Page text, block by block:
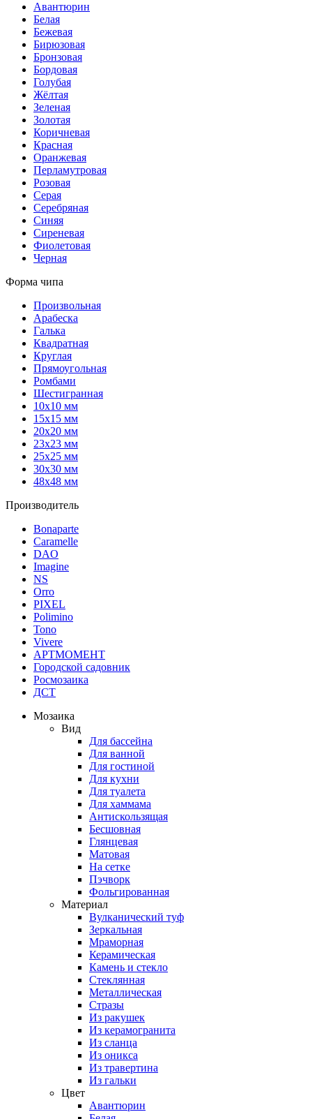
Авантюрин
Белая
Бежевая
Бирюзовая
Бронзовая
Бордовая
Голубая
Жёлтая
Зеленая
Золотая
Коричневая
Красная
Оранжевая
Перламутровая
Розовая
Серая
Серебряная
Синяя
Сиреневая
Фиолетовая
Черная
Форма чипа
Произвольная
Арабеска
Галька
Квадратная
Круглая
Прямоугольная
Ромбами
Шестигранная
10х10 мм
15х15 мм
20х20 мм
23х23 мм
25х25 мм
30х30 мм
48х48 мм
Производитель
Bonaparte
Caramelle
DAO
Imagine
NS
Orro
PIXEL
Polimino
Tono
Vivere
АРТМОМЕНТ
Городской садовник
Росмозаика
ДСТ
Мозаика
Вид
Для бассейна
Для ванной
Для гостиной
Для кухни
Для туалета
Для хаммама
Антискользящая
Бесшовная
Глянцевая
Матовая
На сетке
Пэчворк
Фольгированная
Материал
Вулканический туф
Зеркальная
Мраморная
Керамическая
Камень и стекло
Стеклянная
Металлическая
Стразы
Из ракушек
Из керамогранита
Из сланца
Из оникса
Из травертина
Из гальки
Цвет
Авантюрин